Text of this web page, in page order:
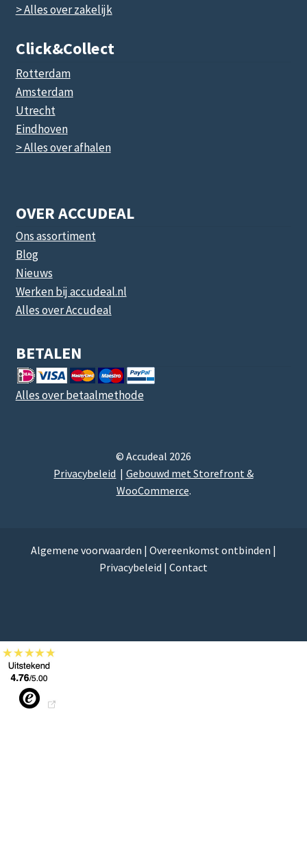
> Alles over zakelijk
Click&collect
Rotterdam
Amsterdam
Utrecht
Eindhoven
> Alles over afhalen
OVER ACCUDEAL
Ons assortiment
Blog
Nieuws
Werken bij accudeal.nl
Alles over Accudeal
BETALEN
Alles over betaalmethode
© Accudeal 2026
Privacybeleid
Gebouwd met Storefront &
WooCommerce.
Algemene voorwaarden | Overeenkomst ontbinden |
Privacybeleid | Contact